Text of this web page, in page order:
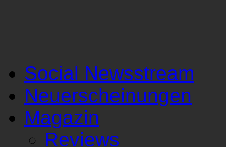
Social Newsstream
Neuerscheinungen
Magazin
Reviews